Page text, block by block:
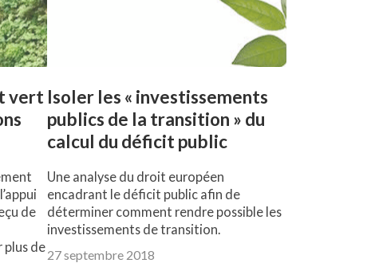
vert
de
plus de
Isoler les « investissements
publics de la transition » du
calcul du déficit public
Une analyse du droit européen
encadrant le déficit public afin de
déterminer comment rendre possible les
investissements de transition.
27 septembre 2018